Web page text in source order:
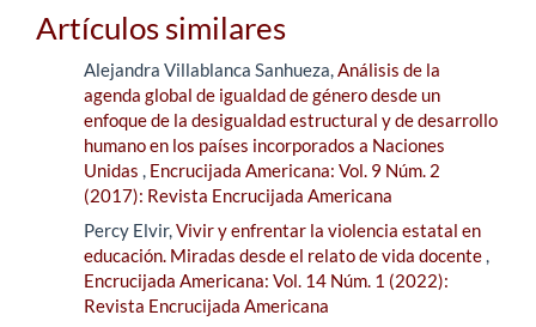
Artículos similares
Alejandra Villablanca Sanhueza,Análisis de la
agenda global de igualdad de género desde un
enfoque de la desigualdad estructural y de desarrollo
humano en los países incorporados a Naciones
Unidas , Encrucijada Americana: Vol. 9 Núm. 2
(2017): Revista Encrucijada Americana
Percy Elvir,Vivir y enfrentar la violencia estatal en
educación. Miradas desde el relato de vida docente,
Encrucijada Americana: Vol. 14 Núm. 1 (2022):
Revista Encrucijada Americana